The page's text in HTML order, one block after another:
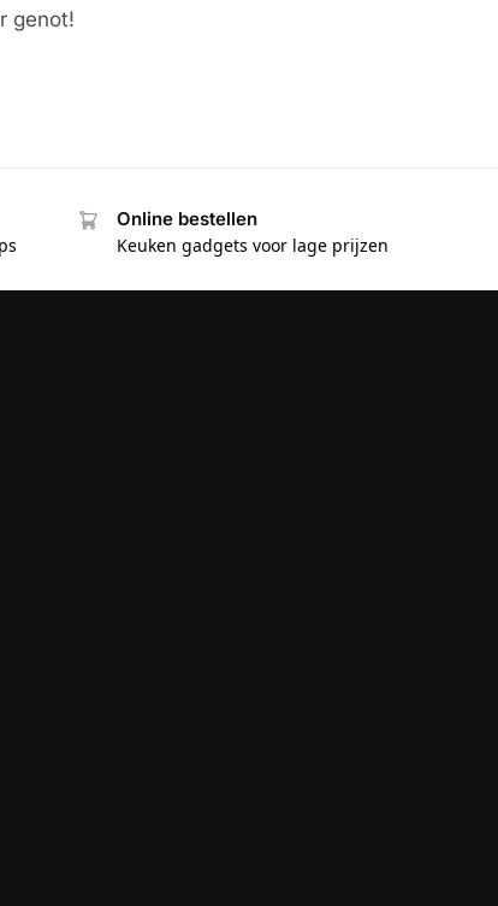
genot!
Online bestellen
Keuken gadgets voor lage prijzen